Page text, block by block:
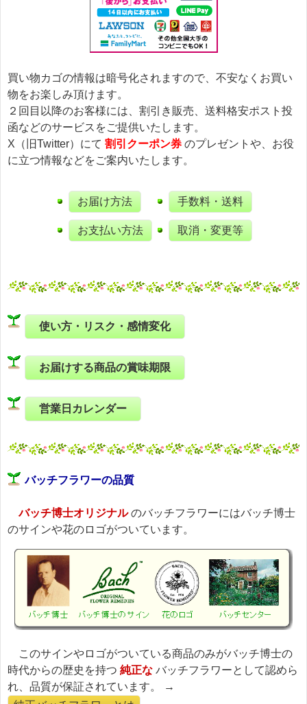
買い物カゴの情報は暗号化されますので、不安なくお買い
物をお楽しみ頂けます。
２回目以降のお客様には、割引き販売、送料格安ポスト投
函などのサービスをご提供いたします。
X（旧Twitter）にて 割引クーポン券 のプレゼントや、お役
に立つ情報などをご案内いたします。
お届け方法
お支払い方法
手数料・送料
取消・変更等
使い方・リスク・感情変化
お届けする商品の賞味期限
営業日カレンダー
バッチフラワーの品質
バッチ博士オリジナルのバッチフラワーにはバッチ博士
のサインや花のロゴがついています。
このサインやロゴがついている商品のみがバッチ博士の
時代からの歴史を持つ 純正な バッチフラワーとして認めら
れ、品質が保証されています。 →